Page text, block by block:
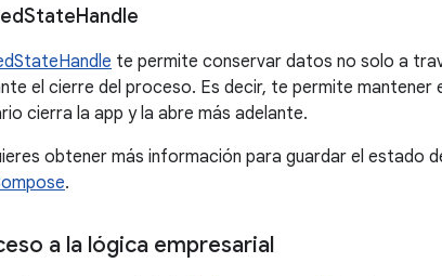
StateHandle
te permite conservar datos no solo a
el cierre del proceso. Es decir, te permite mantener
cierra la app y la abre más adelante.
obtener más información para guardar el estado
.
a la lógica empresarial